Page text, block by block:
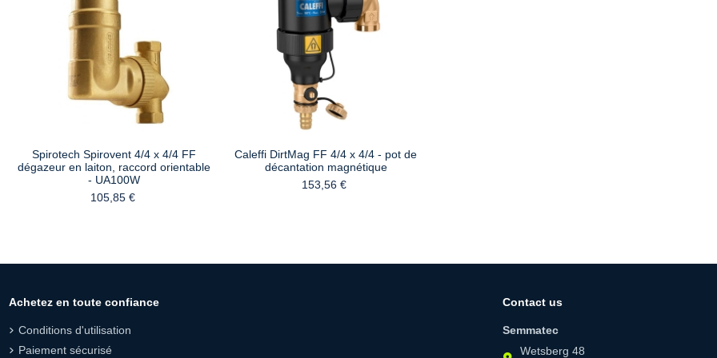
Spirotech Spirovent 4/4 x 4/4 FF
dégazeur en laiton, raccord orientable
- UA100W
105,85 €
Caleffi DirtMag FF 4/4 x 4/4 - pot de
décantation magnétique
153,56 €
Achetez en toute confiance
Conditions d'utilisation
Paiement sécurisé
Contact us
Semmatec
Wetsberg 48